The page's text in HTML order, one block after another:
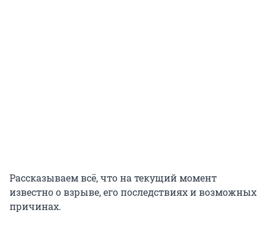
Рассказываем всё, что на текущий момент
известно о взрыве, его последствиях и возможных
причинах.